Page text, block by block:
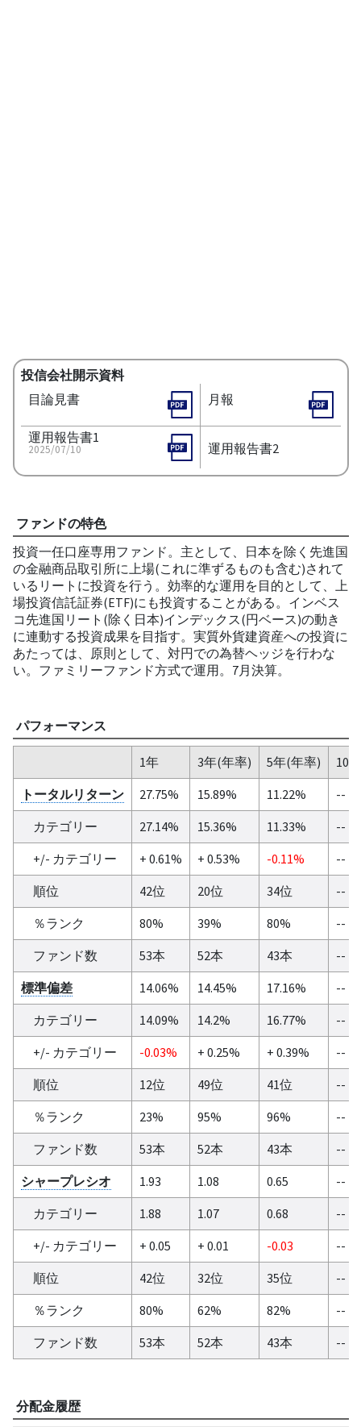
投信会社開示資料
目論見書
月報
運用報告書1
2025/07/10 運用報告書2
ファンドの特色
投資一任口座専用ファンド。主として、日本を除く先進国
の金融商品取引所に上場(これに準ずるものも含む)されて
いるリートに投資を行う。効率的な運用を目的として、上
場投資信託証券(ETF)にも投資することがある。インベス
コ先進国リート(除く日本)インデックス(円ベース)の動き
に連動する投資成果を目指す。実質外貨建資産への投資に
あたっては、原則として、対円での為替ヘッジを行わな
い。ファミリーファンド方式で運用。7月決算。
パフォーマンス
1年 3年(年率) 5年(年率)
10
トータルリターン
27.75% 15.89% 11.22%
--
カテゴリー
27.14% 15.36% 11.33%
--
+/- カテゴリー
+ 0.61% + 0.53% -0.11%
--
順位
42位 20位 34位
--
％ランク
80% 39% 80%
--
ファンド数
53本 52本 43本
--
標準偏差
14.06% 14.45% 17.16%
--
カテゴリー
14.09% 14.2% 16.77%
--
+/- カテゴリー
-0.03% + 0.25% + 0.39%
--
順位
12位 49位 41位
--
％ランク
23% 95% 96%
--
ファンド数
53本 52本 43本
--
シャープレシオ
1.93 1.08 0.65
--
カテゴリー
1.88 1.07 0.68
--
+/- カテゴリー
+ 0.05 + 0.01 -0.03
--
順位
42位 32位 35位
--
％ランク
80% 62% 82%
--
ファンド数
53本 52本 43本 --
分配金履歴